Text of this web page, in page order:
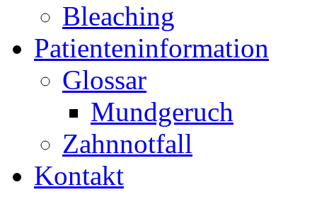
Bleaching
Patienteninformation
Glossar
Mundgeruch
Zahnnotfall
Kontakt